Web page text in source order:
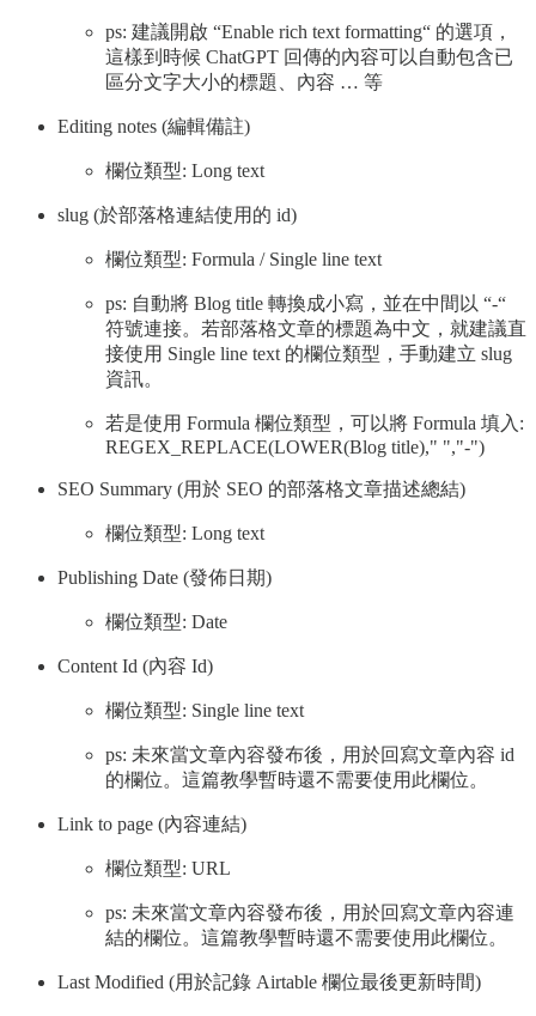
ps: 建議開啟 “Enable rich text formatting“ 的選項，
這樣到時候 ChatGPT 回傳的內容可以自動包含已
區分文字大小的標題、內容 … 等
Editing notes (編輯備註)
欄位類型: Long text
slug (於部落格連結使用的 id)
欄位類型: Formula / Single line text
ps: 自動將 Blog title 轉換成小寫，並在中間以 “-“
符號連接。若部落格文章的標題為中文，就建議直
接使用 Single line text 的欄位類型，手動建立 slug
資訊。
若是使用 Formula 欄位類型，可以將 Formula 填入:
REGEX_REPLACE(LOWER(Blog title)," ","-")
SEO Summary (用於 SEO 的部落格文章描述總結)
欄位類型: Long text
Publishing Date (發佈日期)
欄位類型: Date
Content Id (內容 Id)
欄位類型: Single line text
ps: 未來當文章內容發布後，用於回寫文章內容 id
的欄位。這篇教學暫時還不需要使用此欄位。
Link to page (內容連結)
欄位類型: URL
ps: 未來當文章內容發布後，用於回寫文章內容連
結的欄位。這篇教學暫時還不需要使用此欄位。
Last Modified (用於記錄 Airtable 欄位最後更新時間)